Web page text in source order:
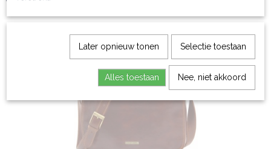
✓graveren kan
Later opnieuw tonen Selectie toestaan
Alles toestaan Nee, niet akkoord